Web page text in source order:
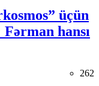
üçün
hansı
262